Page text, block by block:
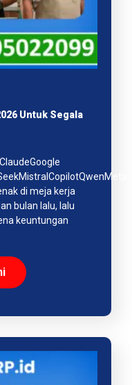
Untuk Segala
di meja kerja
bulan lalu, lalu
keuntungan